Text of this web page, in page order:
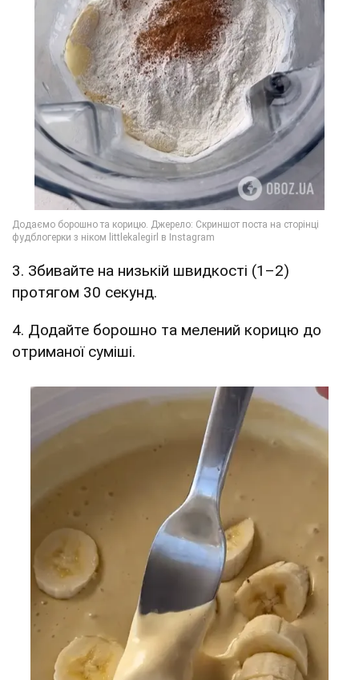
3. Збивайте на низькій швидкості (1–2)
протягом 30 секунд.
4. Додайте борошно та мелений корицю до
отриманої суміші.